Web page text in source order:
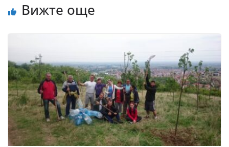
Вижте още